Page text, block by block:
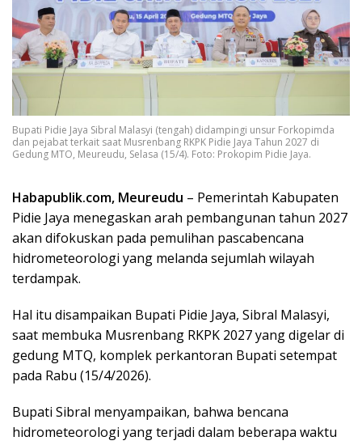
Bupati Pidie Jaya Sibral Malasyi (tengah) didampingi unsur Forkopimda
dan pejabat terkait saat Musrenbang RKPK Pidie Jaya Tahun 2027 di
Gedung MTO, Meureudu, Selasa (15/4). Foto: Prokopim Pidie Jaya.
Habapublik.com, Meureudu – Pemerintah Kabupaten
Pidie Jaya menegaskan arah pembangunan tahun 2027
akan difokuskan pada pemulihan pascabencana
hidrometeorologi yang melanda sejumlah wilayah
terdampak.
Hal itu disampaikan Bupati Pidie Jaya, Sibral Malasyi,
saat membuka Musrenbang RKPK 2027 yang digelar di
gedung MTQ, komplek perkantoran Bupati setempat
pada Rabu (15/4/2026).
Bupati Sibral menyampaikan, bahwa bencana
hidrometeorologi yang terjadi dalam beberapa waktu